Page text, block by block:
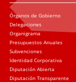
Órganos de Gobierno
Delegaciones
Organigrama
Presupuestos Anuales
Subvenciones
Identidad Corporativa
Diputación Abierta
Diputación Transparente